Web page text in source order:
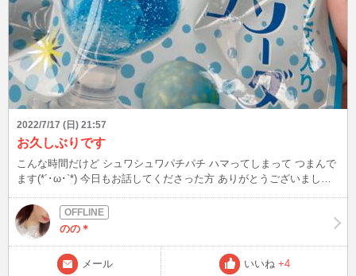
2022/7/17 (日) 21:57
お久しぶりです
こんな時間だけど シュワシュワパチパチ ハマってしまって つまんで
ます(*´･ω･`*) 今日もお話してくださった方 ありがとうございました(*
のの＊
メール いいね +4